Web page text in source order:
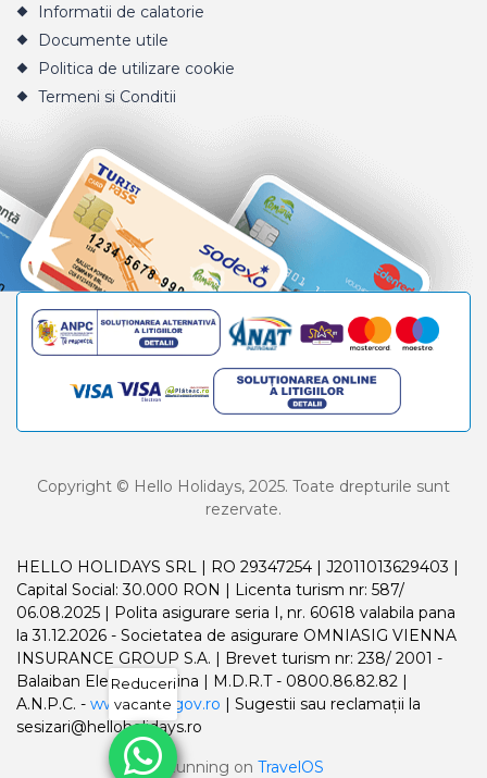
Informatii de calatorie
Documente utile
Politica de utilizare cookie
Termeni si Conditii
Copyright © Hello Holidays, 2025. Toate drepturile sunt
rezervate.
HELLO HOLIDAYS SRL | RO 29347254 | J2011013629403 |
Capital Social: 30.000 RON | Licenta turism nr: 587/
06.08.2025 | Polita asigurare seria I, nr. 60618 valabila pana
la 31.12.2026 - Societatea de asigurare OMNIASIG VIENNA
INSURANCE GROUP S.A. | Brevet turism nr: 238/ 2001 -
Balaiban Elena Madalina | M.D.R.T - 0800.86.82.82 |
A.N.P.C. - www.anpc.gov.ro | Sugestii sau reclamații la
sesizari@helloholidays.ro
Running on TravelOS
Reduceri
vacante